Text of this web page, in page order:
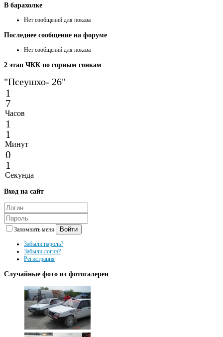
В барахолке
Нет сообщений для показа
Последнее сообщение на форуме
Нет сообщений для показа
2 этап ЧКК по горным гонкам
"Псеушхо- 26"
1
7
Часов
1
1
Минут
0
1
Секунда
Вход на сайт
Запомнить меня Войти
Забыли пароль?
Забыли логин?
Регистрация
Случайные фото из фотогалереи